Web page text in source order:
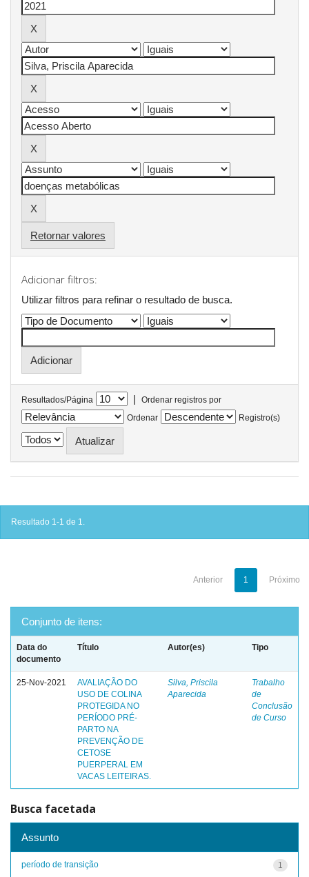
Retornar valores
Adicionar filtros:
Utilizar filtros para refinar o resultado de busca.
Resultados/Página |
Ordenar registros por
Ordenar
Registro(s)
Resultado 1-1 de 1.
Anterior 1 Próximo
Conjunto de itens:
Data do
documento
Título Autor(es) Tipo
25-Nov-2021
AVALIAÇÃO DO
USO DE COLINA
PROTEGIDA NO
PERÍODO PRÉ-
PARTO NA
PREVENÇÃO DE
CETOSE
PUERPERAL EM
VACAS LEITEIRAS.
Silva, Priscila
Aparecida
Trabalho
de
Conclusão
de Curso
Busca facetada
Assunto
1
período de transição